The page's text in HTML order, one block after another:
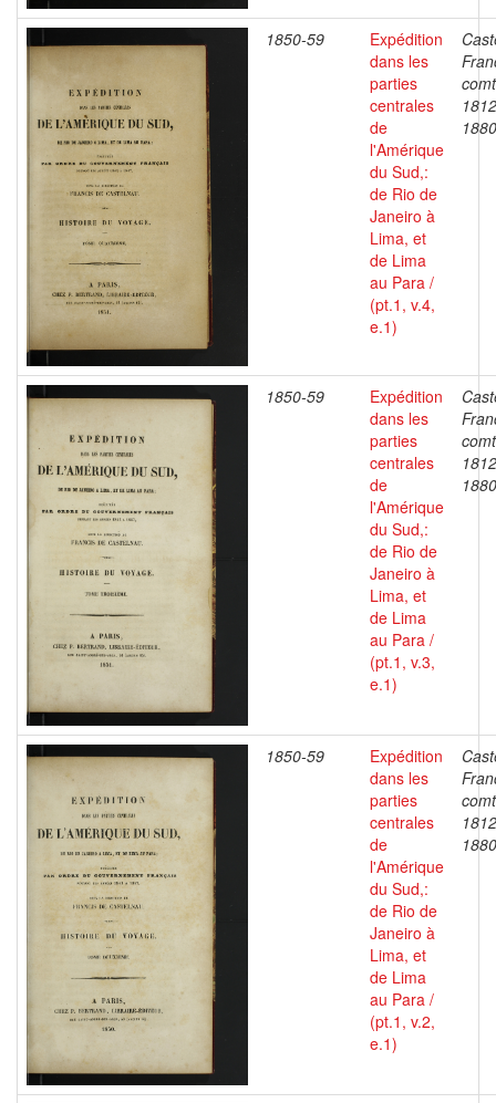
1850-59
Expédition
dans les
parties
centrales
de
l'Amérique
du Sud,:
de Rio de
Janeiro à
Lima, et
de Lima
au Para /
(pt.1, v.4,
e.1)
1880
1850-59
Expédition
dans les
parties
centrales
de
l'Amérique
du Sud,:
de Rio de
Janeiro à
Lima, et
de Lima
au Para /
(pt.1, v.3,
e.1)
1880
1850-59
Expédition
dans les
parties
centrales
de
l'Amérique
du Sud,:
de Rio de
Janeiro à
Lima, et
de Lima
au Para /
(pt.1, v.2,
e.1)
1880